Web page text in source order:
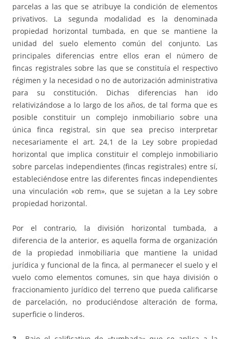
parcelas a las que se atribuye la condición de elementos
privativos. La segunda modalidad es la denominada
propiedad horizontal tumbada, en que se mantiene la
unidad del suelo elemento común del conjunto. Las
principales diferencias entre ellos eran el número de
fincas registrales sobre las que se constituía el respectivo
régimen y la necesidad o no de autorización administrativa
para su constitución. Dichas diferencias han ido
relativizándose a lo largo de los años, de tal forma que es
posible constituir un complejo inmobiliario sobre una
única finca registral, sin que sea preciso interpretar
necesariamente el art. 24,1 de la Ley sobre propiedad
horizontal que implica constituir el complejo inmobiliario
sobre parcelas independientes (fincas registrales) entre sí,
estableciéndose entre las diferentes fincas independientes
una vinculación «ob rem», que se sujetan a la Ley sobre
propiedad horizontal.
Por el contrario, la división horizontal tumbada, a
diferencia de la anterior, es aquella forma de organización
de la propiedad inmobiliaria que mantiene la unidad
jurídica y funcional de la finca, al permanecer el suelo y el
vuelo como elementos comunes, sin que haya división o
fraccionamiento jurídico del terreno que pueda calificarse
de parcelación, no produciéndose alteración de forma,
superficie o linderos.